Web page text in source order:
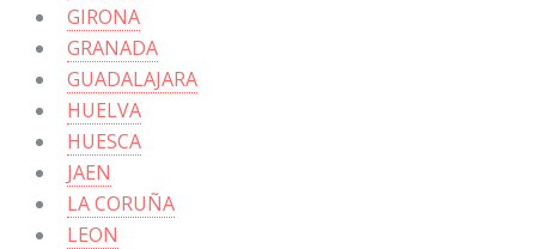
GIRONA
GRANADA
GUADALAJARA
HUELVA
HUESCA
JAEN
LA CORUÑA
LEON